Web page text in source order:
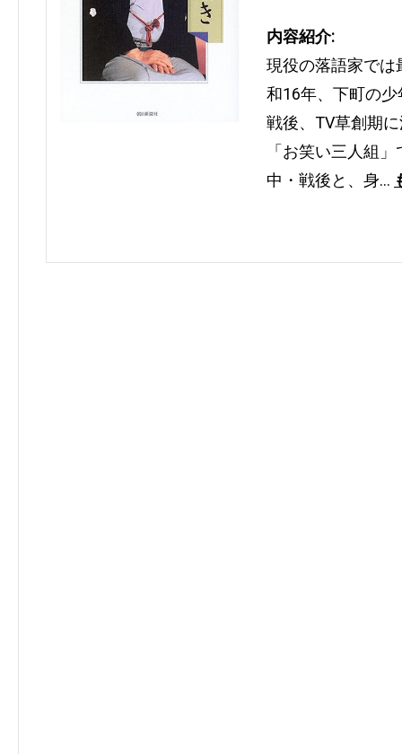
内容紹介:
現役の落語家では
和16年、下町の
戦後、TV草創期
「お笑い三人組
中・戦後と、身…